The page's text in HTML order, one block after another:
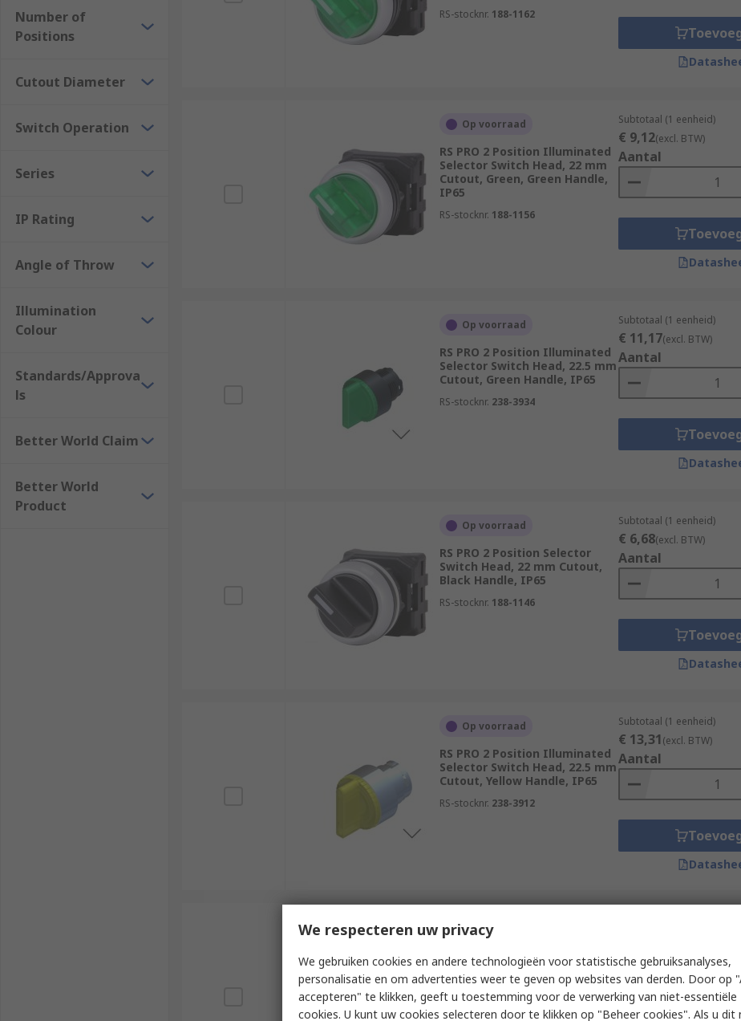
Number of
Positions
Cutout Diameter
Switch Operation
Series
IP Rating
Angle of Throw
Illumination
Colour
Standards/Approva
ls
Better World Claim
Better World
Product
RS-stocknr. 188-1162
Op voorraad
RS PRO 2 Position Illuminated
Selector Switch Head, 22 mm
Cutout, Green, Green Handle,
IP65
RS-stocknr. 188-1156
Subtotaal (1 eenheid)
€ 9,12(excl. BTW)
Aantal
Op voorraad
RS PRO 2 Position Illuminated
Selector Switch Head, 22.5 mm
Cutout, Green Handle, IP65
RS-stocknr. 238-3934
Subtotaal (1 eenheid)
€ 11,17(excl. BTW)
Aantal
Op voorraad
RS PRO 2 Position Selector
Switch Head, 22 mm Cutout,
Black Handle, IP65
RS-stocknr. 188-1146
Subtotaal (1 eenheid)
€ 6,68(excl. BTW)
Aantal
Op voorraad
RS PRO 2 Position Illuminated
Selector Switch Head, 22.5 mm
Cutout, Yellow Handle, IP65
RS-stocknr. 238-3912
Subtotaal (1 eenheid)
€ 13,31(excl. BTW)
Aantal
Op voorraad
RS PRO 3 Position Selector
Switch Head, 22.5 mm Cutout,
Black Handle, IP65
RS-stocknr.238-3923
Aantal
We respecteren uw privacy
We gebruiken cookies en andere technologieën voor statistische gebruiksanalyses,
personalisatie en om advertenties weer te geven op websites van derden. Door op
accepteren" te klikken, geeft u toestemming voor de verwerking van niet-essentiële
cookies. U kunt uw cookies selecteren door te klikken op "Beheer cookies". Als u dit